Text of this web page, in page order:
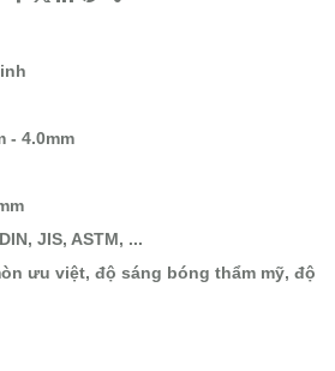
- 4.0mm
JIS, ASTM, ...
ưu việt, độ sáng bóng thẩm mỹ, độ